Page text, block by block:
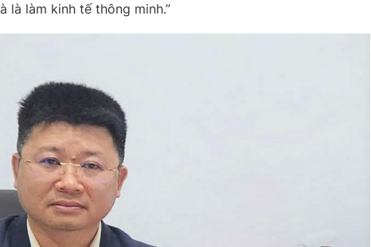
là làm kinh tế thông minh.”